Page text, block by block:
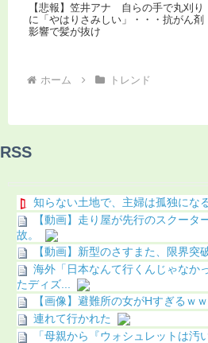
【悲報】笠井アナ 自らの手で丸刈り
に「やはりさみしい」・・・抗がん剤
影響で髪が抜け
ホーム トレンド
RSS
知らない土地で、主婦は孤独にな
【動画】走り屋が先行のスクー
故。
【動画】新型のさすまた、限界突
海外「日本なんて行くんじゃなか
たディズ...
【画像】避難所の女がHすぎるｗ
連れて行かれた
「母親から『ウォシュレットは汚